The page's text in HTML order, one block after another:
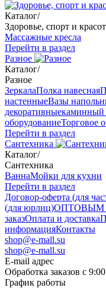
Каталог/
Здоровье, спорт и
Массажные кресла
Перейти в раздел
Разное
Каталог/
Разное
ЗеркалаПолка навесная
настенныеВазы
декоративныекаминный
оборудованиеТорговое
Перейти в раздел
Сантехника
Каталог/
Сантехника
ВаннаМойки для кухни
Перейти в раздел
Договор-оферта (для
(для юрлиц)ОПТОВЫМ
заказОплата и доставка
информацияКонтакты
shop@e-mall.su
shop@e-mall.su
E-mail адрес
Обработка заказов с
График работы